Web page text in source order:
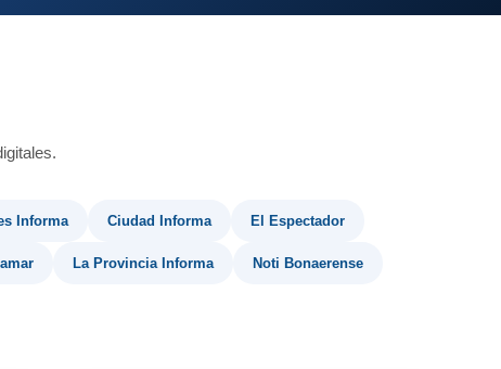
Informa Ciudad Informa El Espectador
La Provincia Informa Noti Bonaerense